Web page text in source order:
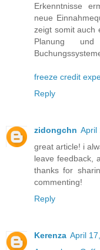
Erkenntnisse
neue
zeigt somit auch
Planung
freeze credit
Reply
zidongchn April
great article! i
leave feedback,
thanks for
commenting!
Reply
Kerenza April